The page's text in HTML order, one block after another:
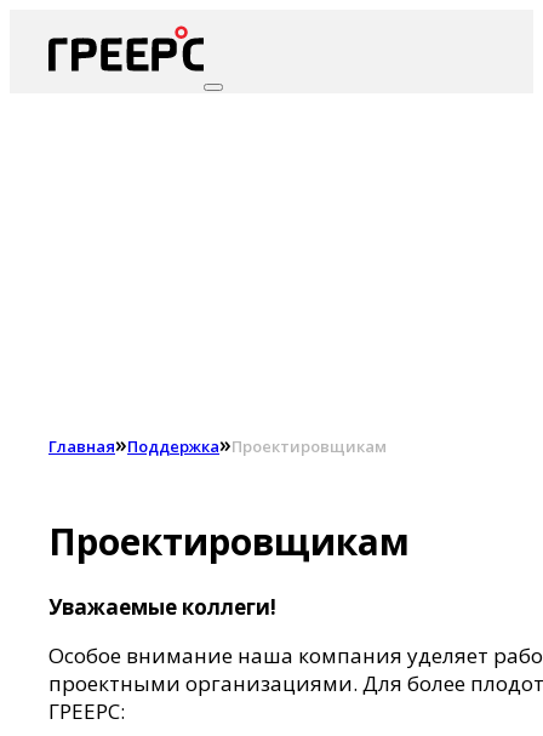
Главная»Поддержка»Проектировщикам
Проектировщикам
Уважаемые коллеги!
Особое внимание наша компания уделяет
проектными организациями. Для более
ГРЕЕРС: